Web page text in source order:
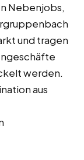
Nebenjobs,
und tragen
werden.
aus